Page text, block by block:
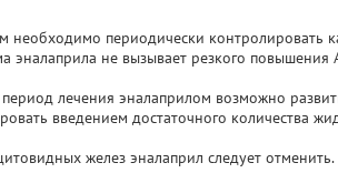
необходимо периодически контролировать
эналаприла не вызывает резкого повышения
лечения эналаприлом возможно
введением достаточного количества
желез эналаприл следует отменить.